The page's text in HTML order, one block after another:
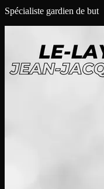
Spécialiste gardien de but